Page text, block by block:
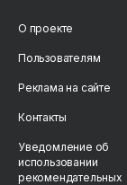
О проекте
Пользователям
Реклама на сайте
Контакты
Уведомление об
использовании
рекомендательных